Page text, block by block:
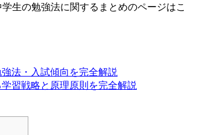
生の勉強法に関するまとめのページはこ
法・入試傾向を完全解説
習戦略と原理原則を完全解説